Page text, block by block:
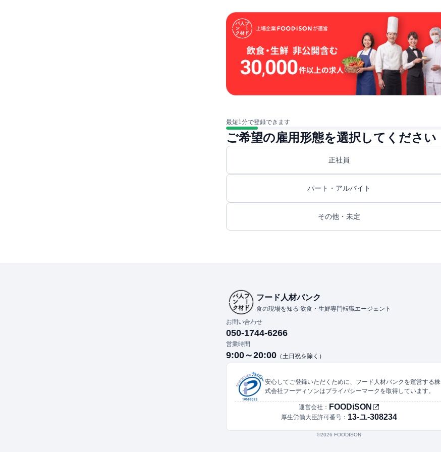
最短1分で登録できます
ご希望の雇用形態を選択してください
正社員
パート・アルバイト
その他・未定
フード人材バンク
食の現場を知る 飲食・生鮮専門転職エージェント
お問い合わせ
050-1744-6266
営業時間
9:00～20:00 （土日祝を除く）
安心してご登録いただくために、フード人材バンクを運営する株
式会社フーディソンはプライバシーマークを取得しています。
運営会社： FOODiSON
厚生労働大臣許可番号： 13-ユ-308234
©︎2026 FOODISON